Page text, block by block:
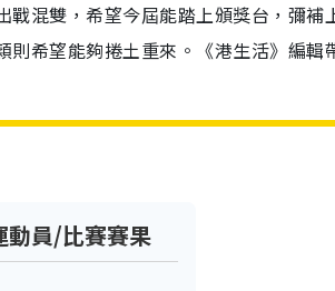
混雙，希望今屆能踏上頒獎台，彌補
希望能夠捲土重來。《港生活》編輯
動員/比賽賽果